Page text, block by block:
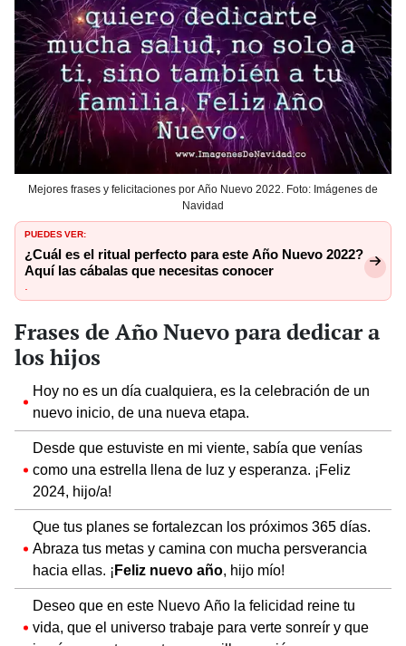
Mejores frases y felicitaciones por Año Nuevo 2022. Foto: Imágenes de
Navidad
PUEDES VER:
¿Cuál es el ritual perfecto para este Año Nuevo 2022?
Aquí las cábalas que necesitas conocer
Frases de Año Nuevo para dedicar a
los hijos
Hoy no es un día cualquiera, es la celebración de un
nuevo inicio, de una nueva etapa.
Desde que estuviste en mi viente, sabía que venías
como una estrella llena de luz y esperanza. ¡Feliz
2024, hijo/a!
Que tus planes se fortalezcan los próximos 365 días.
Abraza tus metas y camina con mucha persverancia
hacia ellas. ¡Feliz nuevo año, hijo mío!
Deseo que en este Nuevo Año la felicidad reine tu
vida, que el universo trabaje para verte sonreír y que